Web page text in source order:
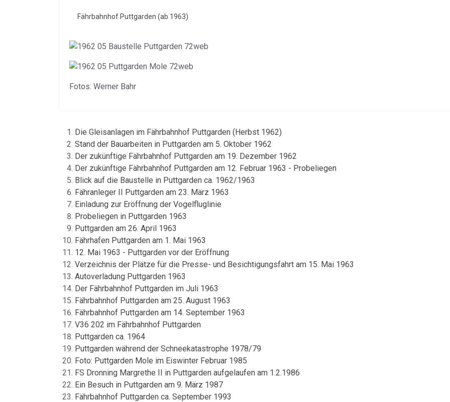
Fährbahnhof Puttgarden (ab 1963)
Fotos: Werner Bahr
Die Gleisanlagen im Fährbahnhof Puttgarden (Herbst 1962)
Stand der Bauarbeiten in Puttgarden am 5. Oktober 1962
Der zukünftige Fährbahnhof Puttgarden am 19. Dezember 1962
Der zukünftige Fährbahnhof Puttgarden am 12. Februar 1963 - Probeliegen
Blick auf die Baustelle in Puttgarden ca. 1962/1963
Fähranleger II Puttgarden am 23. März 1963
Einladung zur Eröffnung der Vogelfluglinie
Probeliegen in Puttgarden 1963
Puttgarden am 26. April 1963
Fährhafen Puttgarden am 1. Mai 1963
12. Mai 1963 - Puttgarden vor der Eröffnung
Verzeichnis der Plätze für die Presse- und Besichtigungsfahrt am 15. Mai 1963
Autoverladung Puttgarden 1963
Der Fährbahnhof Puttgarden im Juli 1963
Fährbahnhof Puttgarden am 25. August 1963
Fährbahnhof Puttgarden am 14. September 1963
V36 202 im Fährbahnhof Puttgarden
Puttgarden ca. 1964
Puttgarden während der Schneekatastrophe 1978/79
Foto: Puttgarden Mole im Eiswinter Februar 1985
FS Dronning Margrethe II in Puttgarden aufgelaufen am 1.2.1986
Ein Besuch in Puttgarden am 9. März 1987
Fährbahnhof Puttgarden ca. September 1993